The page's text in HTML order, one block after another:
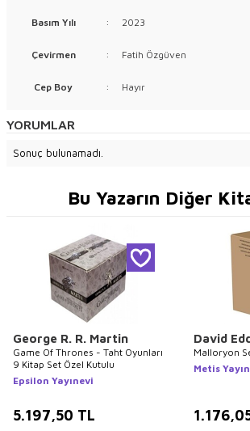
Basım Yılı : 2023
Çevirmen : Fatih Özgüven
Cep Boy : Hayır
YORUMLAR
Sonuç bulunamadı.
Bu Yazarın Diğer
George R. R. Martin
Game Of Thrones - Taht Oyunları
9 Kitap Set Özel Kutulu
Epsilon Yayınevi
5.197,50 TL
David
Malloryon
Metis